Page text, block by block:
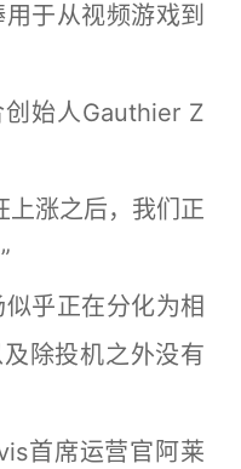
于从视频游戏到
始人Gauthier Z
涨之后，我们正
乎正在分化为相
除投机之外没有
首席运营官阿莱